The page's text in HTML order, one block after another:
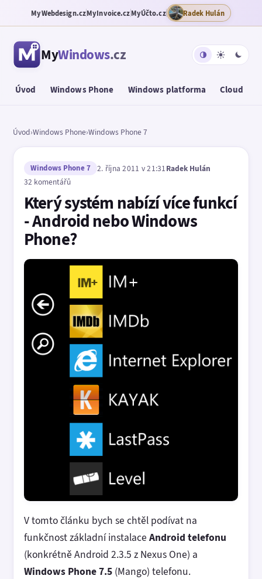
MyWebdesign.czMyInvoice.czMyÚčto.cz Radek Hulán
MyWindows.cz
Úvod Windows Phone Windows platforma Cloud
Úvod›Windows Phone›Windows Phone 7
Windows Phone 7 2. října 2011 v 21:31 Radek Hulán
32 komentářů
Který systém nabízí více funkcí
- Android nebo Windows
Phone?
V tomto článku bych se chtěl podívat na
funkčnost základní instalace Android telefonu
(konkrétně Android 2.3.5 z Nexus One) a
Windows Phone 7.5 (Mango) telefonu.